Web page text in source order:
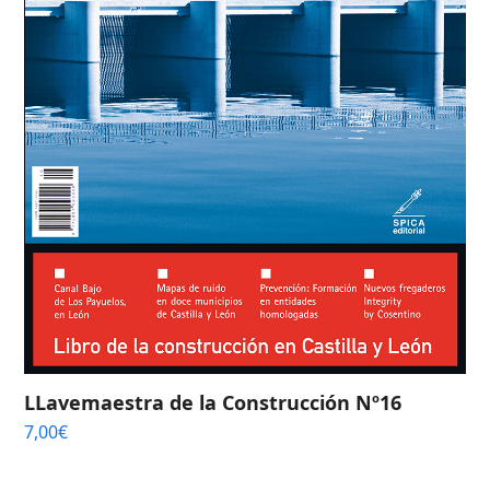
LLavemaestra de la Construcción Nº16
7,00€